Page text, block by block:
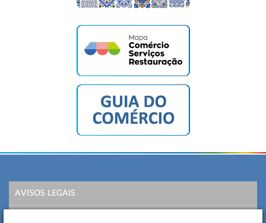
AVISOS LEGAIS